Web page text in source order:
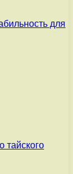
для
тайского